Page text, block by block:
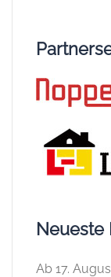
Neueste
Ab 17.